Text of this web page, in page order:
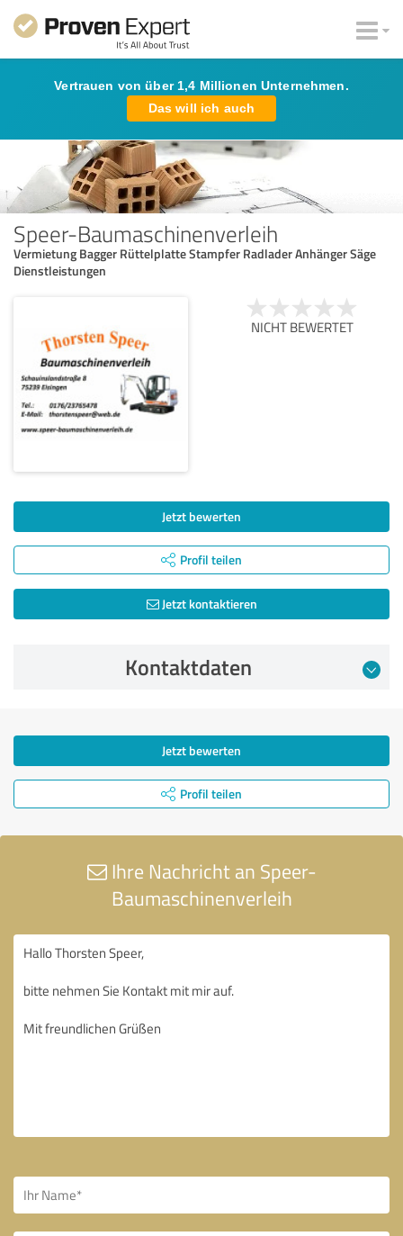
Vertrauen von über 1,4 Millionen Unternehmen.
Das will ich auch
Speer-Baumaschinenverleih
Vermietung Bagger Rüttelplatte Stampfer Radlader Anhänger Säge
Dienstleistungen
NICHT BEWERTET
Jetzt bewerten
Profil teilen
Jetzt kontaktieren
Kontaktdaten
Jetzt bewerten
Profil teilen
Ihre Nachricht an Speer-
Baumaschinenverleih